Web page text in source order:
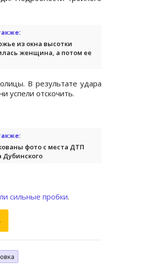
из окна высотки
женщина, а потом ее
В результате удара
успели отскочить.
фото с места ДТП
Дубинского
сильные пробки.